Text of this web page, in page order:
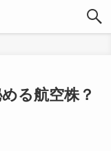
る航空株？